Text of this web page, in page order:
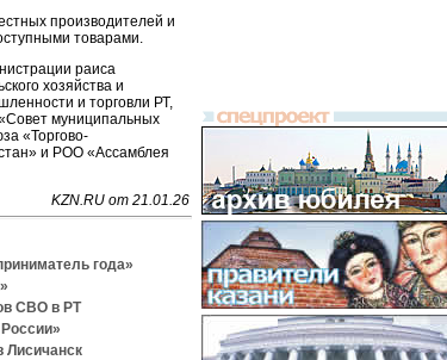
производителей и
товарами.
раиса
хозяйства и
и торговли РТ,
муниципальных
«Торгово-
и РОО «Ассамблея
KZN.RU от 21.01.26
года»
СВО в РТ
Лисичанск